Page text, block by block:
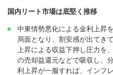
国内リート市場は底堅く推移
中東情勢悪化による金利上昇
局面となり、割安感が出てき
上昇による収益下押し圧力を
の売却益還元などで吸収し、
利上昇が一服すれば、インフ